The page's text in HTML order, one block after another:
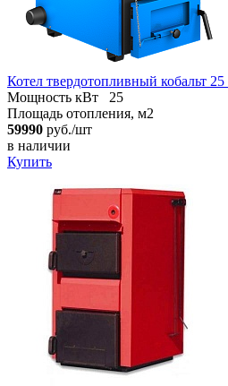
Котел твердотопливный кобальт
Мощность кВт
25
Площадь отопления, м2
59990 руб./шт
в наличии
Купить